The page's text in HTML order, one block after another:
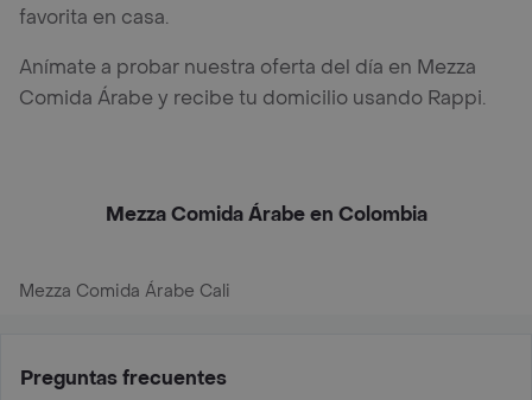
favorita en casa.
Anímate a probar nuestra oferta del día en Mezza
Comida Árabe y recibe tu domicilio usando Rappi.
Mezza Comida Árabe en Colombia
Mezza Comida Árabe Cali
Preguntas frecuentes